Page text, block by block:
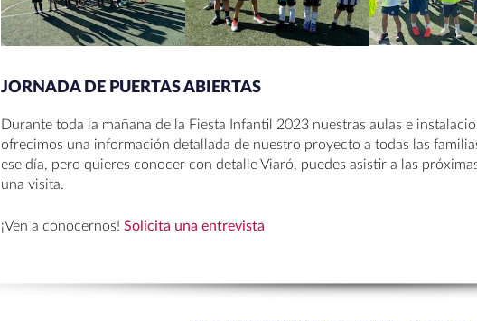
JORNADA DE PUERTAS ABIERTAS
Durante toda la mañana de la Fiesta Infantil 2023 nuestras aulas e
ofrecimos una información detallada de nuestro proyecto a todas las
ese día, pero quieres conocer con detalle Viaró, puedes asistir a las
una visita.
¡Ven a conocernos! Solicita una entrevista